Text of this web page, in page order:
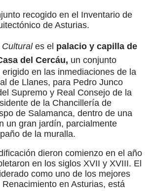
recogido en el Inventario de
de Asturias.
Cultural es el palacio y capilla de
del Cercáu, un conjunto
en las inmediaciones de la
de Llanes, para Pedro Junco
Supremo y Real Consejo de la
de la Chancillería de
de Salamanca, dentro de una
un gran jardín, parcialmente
de la muralla.
dieron comienzo en el año
en los siglos XVII y XVIII. El
como uno de los mejores
en Asturias, está